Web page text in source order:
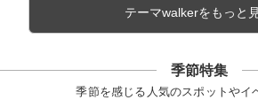
テーマwalkerをもっと
季節特集
季節を感じる人気のスポットやイ